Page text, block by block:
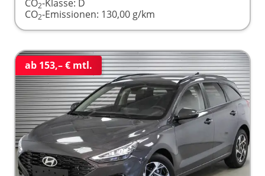
CO2-Klasse: D
CO2-Emissionen: 130,00 g/km
ab 153,– € mtl.